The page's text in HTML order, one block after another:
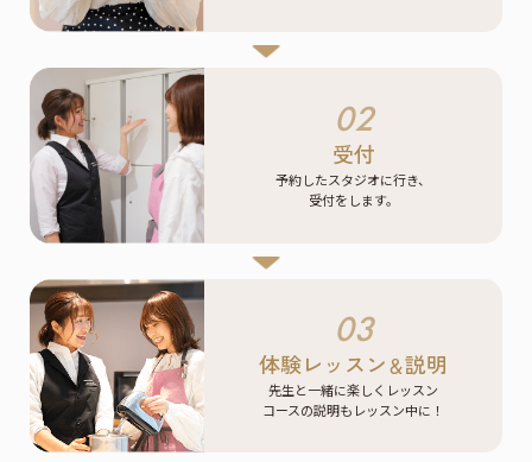
02
受付
予約したスタジオに行き、
受付をします。
03
体験レッスン＆説明
先生と一緒に楽しくレッスン
コースの説明もレッスン中に！